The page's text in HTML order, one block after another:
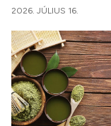
2026. JÚLIUS 16.